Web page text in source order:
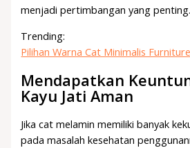
menjadi pertimbangan yang penting.
Trending:
Pilihan Warna Cat Minimalis
Mendapatkan
Kayu Jati Aman
Jika cat melamin memiliki banyak
pada masalah kesehatan